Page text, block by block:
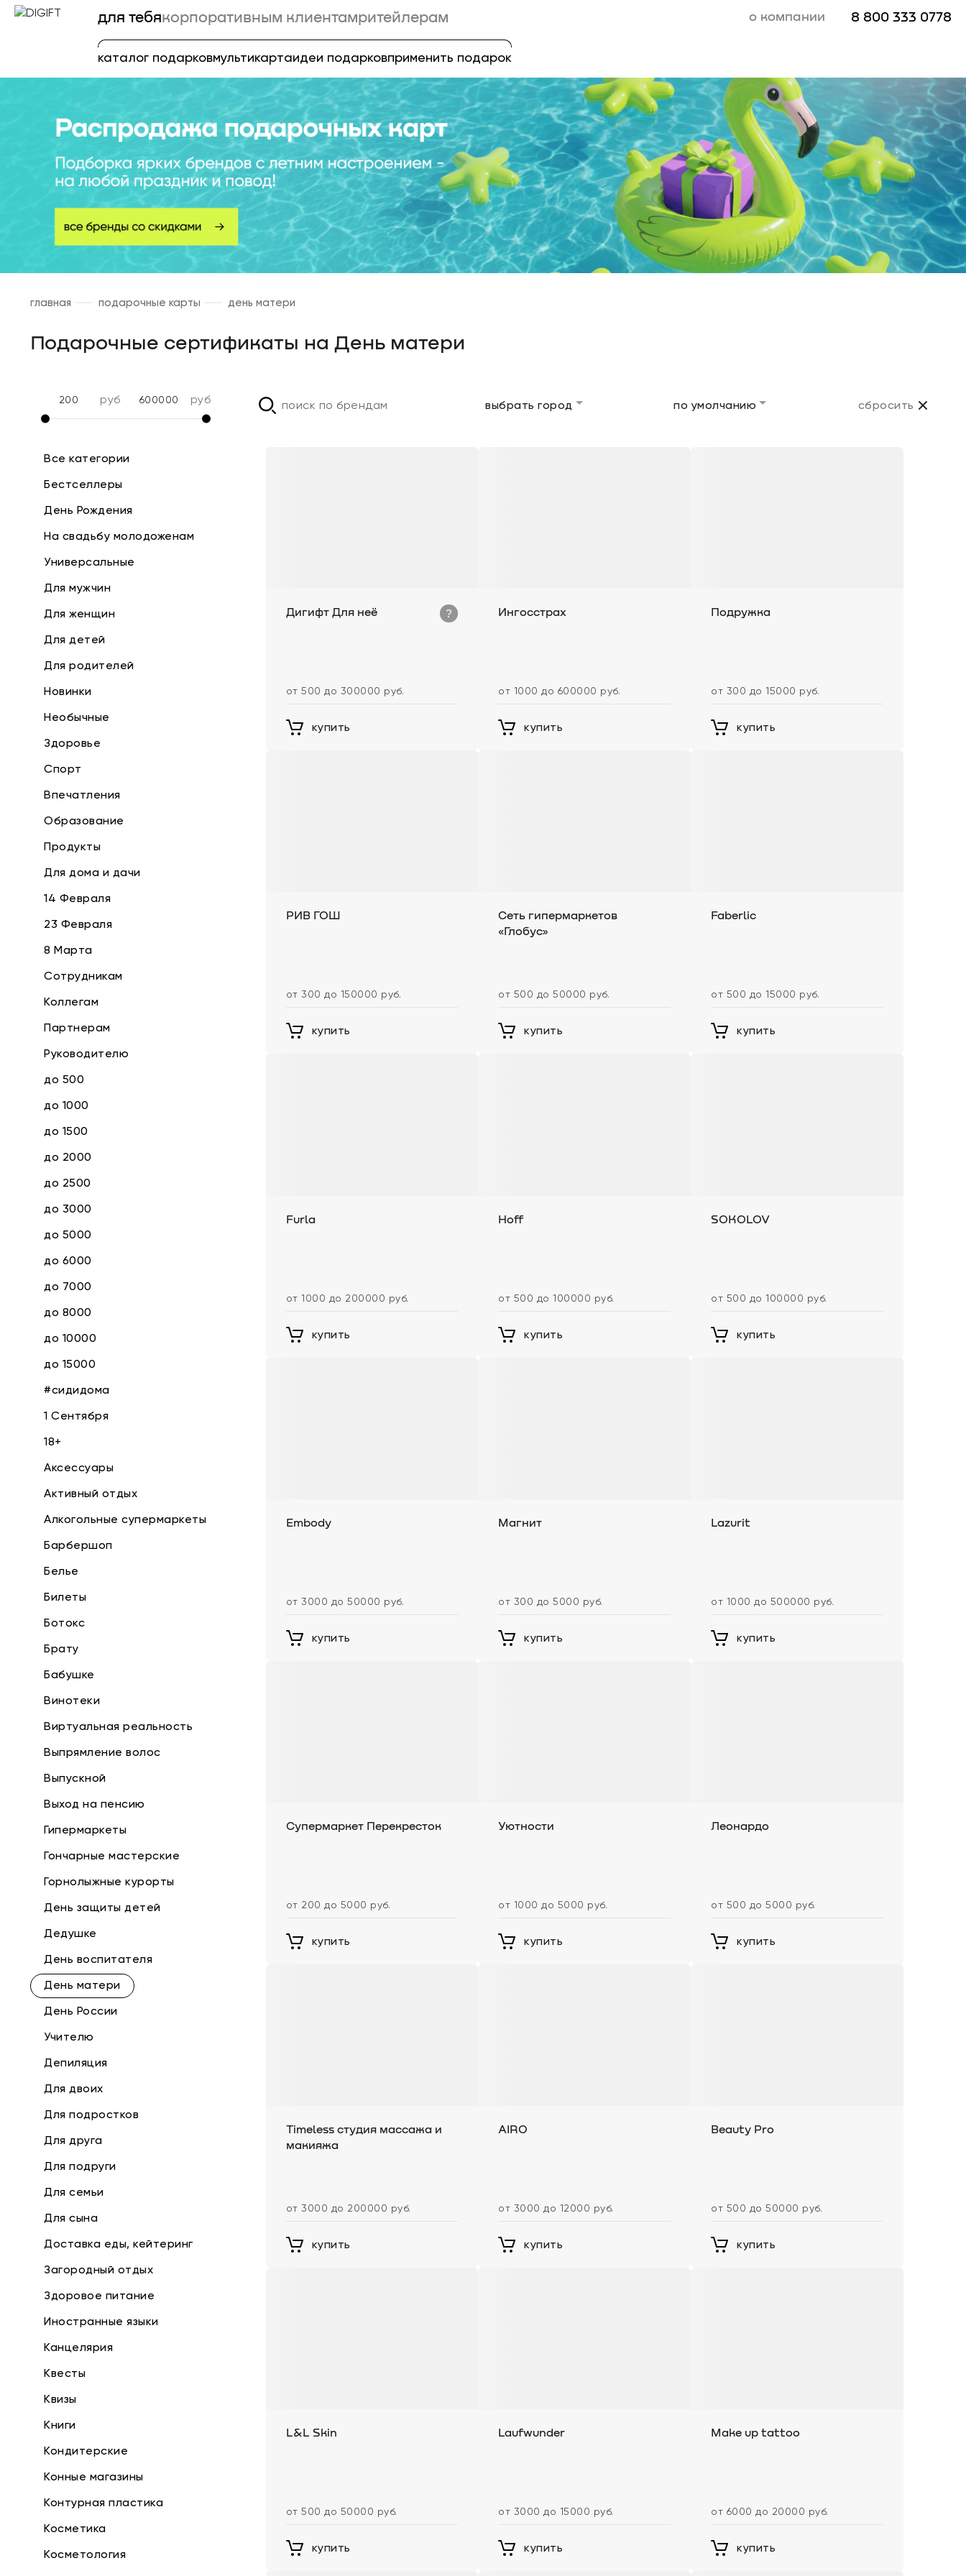
для тебя
каталог подарковмультикартаидеи подарковприменить подарок
корпоративным клиентамритейлерам о компании 8 800 333 0778
главная подарочные карты день матери
Подарочные сертификаты на День матери
руб руб выбрать город по умолчанию сбросить
Все категории
Бестселлеры
День Рождения
На свадьбу молодоженам
Универсальные
Для мужчин
Для женщин
Для детей
Для родителей
Новинки
Необычные
Здоровье
Спорт
Впечатления
Образование
Продукты
Для дома и дачи
14 Февраля
23 Февраля
8 Марта
Сотрудникам
Коллегам
Партнерам
Руководителю
до 500
до 1000
до 1500
до 2000
до 2500
до 3000
до 5000
до 6000
до 7000
до 8000
до 10000
до 15000
#сидидома
1 Сентября
18+
Аксессуары
Активный отдых
Алкогольные супермаркеты
Барбершоп
Белье
Билеты
Ботокс
Брату
Бабушке
Винотеки
Виртуальная реальность
Выпрямление волос
Выпускной
Выход на пенсию
Гипермаркеты
Гончарные мастерские
Горнолыжные курорты
День защиты детей
Дедушке
День воспитателя
День матери
День России
Учителю
Депиляция
Для двоих
Для подростков
Для друга
Для подруги
Для семьи
Для сына
Доставка еды, кейтеринг
Загородный отдых
Здоровое питание
Иностранные языки
Канцелярия
Квесты
Квизы
Книги
Кондитерские
Конные магазины
Контурная пластика
Косметика
Косметология
Дигифт Для неё ?
от 500 до 300000 руб.
купить
Ингосстрах
от 1000 до 600000 руб.
купить
Подружка
от 300 до 15000 руб.
купить
РИВ ГОШ
от 300 до 150000 руб.
купить
Сеть гипермаркетов
«Глобус»
от 500 до 50000 руб.
купить
Faberlic
от 500 до 15000 руб.
купить
Furla
от 1000 до 200000 руб.
купить
Hoff
от 500 до 100000 руб.
купить
SOKOLOV
от 500 до 100000 руб.
купить
Embody
от 3000 до 50000 руб.
купить
Магнит
от 300 до 5000 руб.
купить
Lazurit
от 1000 до 500000 руб.
купить
Супермаркет Перекресток
от 200 до 5000 руб.
купить
Уютности
от 1000 до 5000 руб.
купить
Леонардо
от 500 до 5000 руб.
купить
Timeless студия массажа и
макияжа
от 3000 до 200000 руб.
купить
AIRO
от 3000 до 12000 руб.
купить
Beauty Pro
от 500 до 50000 руб.
купить
L&L Skin
от 500 до 50000 руб.
купить
Laufwunder
от 3000 до 15000 руб.
купить
Make up tattoo
от 6000 до 20000 руб.
купить